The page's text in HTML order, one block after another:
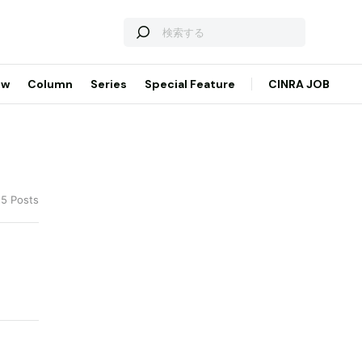
Column Series Special Feature CINRA JOB
Posts